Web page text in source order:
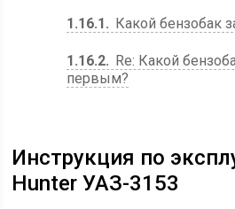
1.16.1 Какой бензобак
1.16.2
Re: Какой
первым?
Инструкция по
Hunter УАЗ-3153